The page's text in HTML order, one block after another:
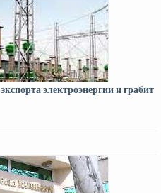
электроэнергии и грабит